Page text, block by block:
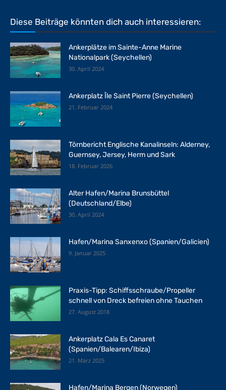
Diese Beiträge könnten dich auch interessieren:
Ankerplätze im Sainte-Anne Marine
Nationalpark (Seychellen)
30. April 2024
Ankerplatz Île Saint Pierre (Seychellen)
21. Februar 2024
Törnbericht Englische Kanalinseln: Alderney,
Guernsey, Jersey, Herm und Sark
18. Februar 2026
Alter Hafen/Marina Brunsbüttel
(Deutschland/Elbe)
30. April 2024
Hafen/Marina Sanxenxo (Spanien/Galicien)
9. Januar 2025
Praxis-Tipp: Schiffsschraube/Propeller
schnell von Dreck befreien ohne Tauchen
27. August 2018
Ankerplatz Cala Es Canaret
(Spanien/Balearen/Ibiza)
21. März 2025
Hafen/Marina Bergen (Norwegen)